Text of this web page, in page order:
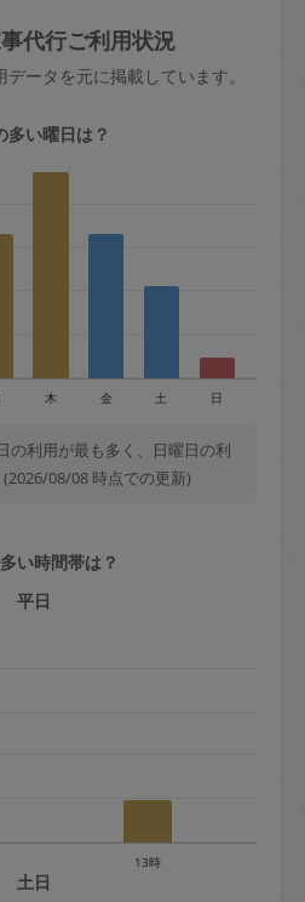
る当日キャンセル＝依頼
通費全額
土曜日午前9時開始の場
日8時まで＝依頼金額の
当日キャンセル＝依頼
通費全額
ンセルする場合、毎週定
週定期は月1回までキャ
の設定について：
保険の対象外となるので
参照ください：初めて
代行ご利用状況
ータを元に掲載しています。
多い曜日は？
木 金 土 日
の利用が最も多く、日曜日の利
08/08 時点での更新)
い時間帯は？
平日
13時
土日